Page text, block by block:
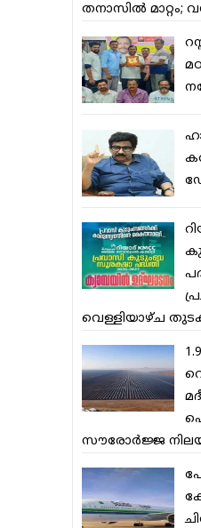
തനാസില്‍
വെള്ളിയാഴ്ച
സൗരോര്‍ജ്ജ